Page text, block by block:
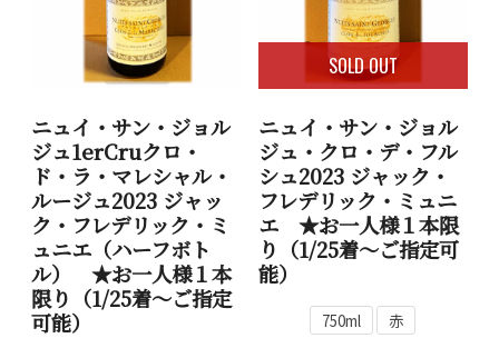
ニュイ・サン・ジョル
ジュ1erCruクロ・
ド・ラ・マレシャル・
ルージュ2023 ジャッ
ク・フレデリック・ミ
ュニエ（ハーフボト
ル） ★お一人様１本
限り（1/25着～ご指定
可能）
SOLD OUT
ニュイ・サン・ジョル
ジュ・クロ・デ・フル
シュ2023 ジャック・
フレデリック・ミュニ
エ ★お一人様１本限
り（1/25着～ご指定可
能）
750ml 赤